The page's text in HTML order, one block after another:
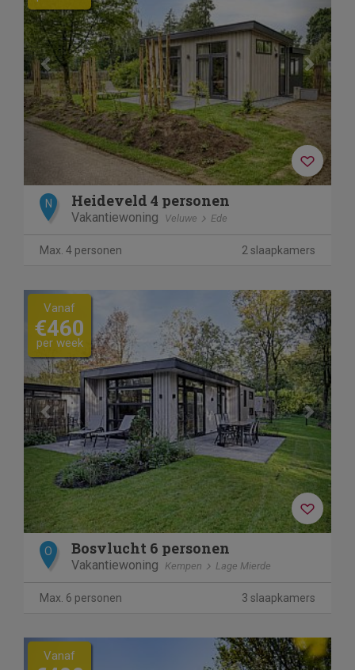
N Heideveld 4 personen
Vakantiewoning Veluwe Ede
Max. 4 personen 2 slaapkamers
Previous Next
Vanaf
€460
per week
O Bosvlucht 6 personen
Vakantiewoning Kempen Lage Mierde
Max. 6 personen 3 slaapkamers
Previous Next
Vanaf